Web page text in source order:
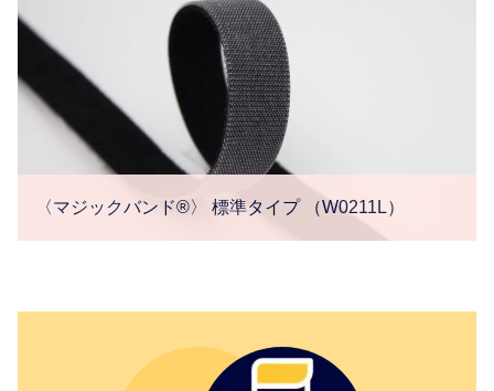
〈マジックバンド®〉 標準タイプ （W0211L）